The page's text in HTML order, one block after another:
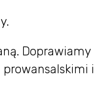
Doprawiamy
prowansalskimi i